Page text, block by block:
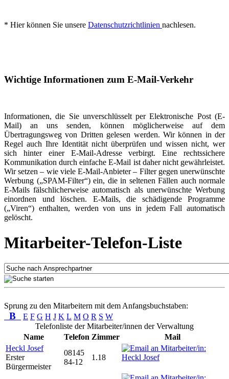
* Hier können Sie unsere Datenschutzrichtlinien nachlesen.
Wichtige Informationen zum E-Mail-Verkehr
Informationen, die Sie unverschlüsselt per Elektronische Post (E-
Mail) an uns senden, können möglicherweise auf dem
Übertragungsweg von Dritten gelesen werden. Wir können in der
Regel auch Ihre Identität nicht überprüfen und wissen nicht, wer
sich hinter einer E-Mail-Adresse verbirgt. Eine rechtssichere
Kommunikation durch einfache E-Mail ist daher nicht gewährleistet.
Wir setzen – wie viele E-Mail-Anbieter – Filter gegen unerwünschte
Werbung („SPAM-Filter“) ein, die in seltenen Fällen auch normale
E-Mails fälschlicherweise automatisch als unerwünschte Werbung
einordnen und löschen. E-Mails, die schädigende Programme
(„Viren“) enthalten, werden von uns in jedem Fall automatisch
gelöscht.
Mitarbeiter-Telefon-Liste
Sprung zu den Mitarbeitern mit dem Anfangsbuchstaben:
B E F G H J K L M O R S W
Telefonliste der Mitarbeiter/innen der Verwaltung
Name
Telefon Zimmer
Mail
Heckl Josef
Erster
Bürgermeister
08145
84-12
1.18